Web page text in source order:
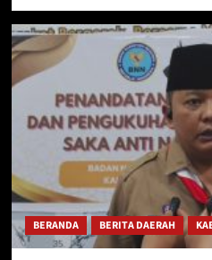
BERANDA BERITA DAERAH